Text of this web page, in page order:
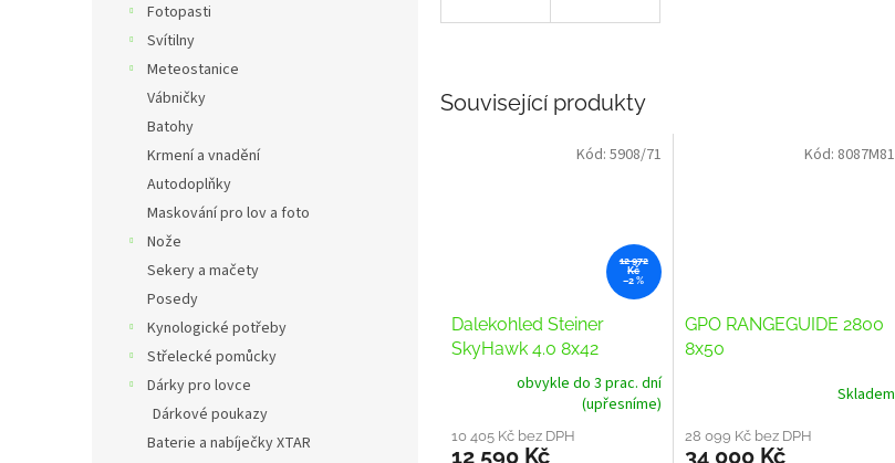
Fotopasti
Svítilny
Meteostanice
Vábničky
Batohy
Krmení a vnadění
Autodoplňky
Maskování pro lov a foto
Nože
Sekery a mačety
Posedy
Kynologické potřeby
Střelecké pomůcky
Dárky pro lovce
Dárkové poukazy
Baterie a nabíječky XTAR
Související produkty
12 972
Kč
–2 %
Dalekohled Steiner
SkyHawk 4.0 8x42
obvykle do 3 prac. dní
(upřesníme)
10 405 Kč bez DPH
12 590 Kč
Kód: 5908/71
GPO RANGEGUIDE 2800
8x50
Skladem
28 099 Kč bez DPH
34 000 Kč
Kód: 8087M81